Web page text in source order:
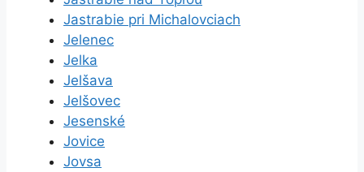
Jastrabie pri Michalovciach
Jelenec
Jelka
Jelšava
Jelšovec
Jesenské
Jovice
Jovsa